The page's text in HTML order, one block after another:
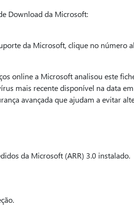
Download da Microsoft:
da Microsoft, clique no número
online a Microsoft analisou este
mais recente disponível na data
avançada que ajudam a evitar
da Microsoft (ARR) 3.0 instalado.